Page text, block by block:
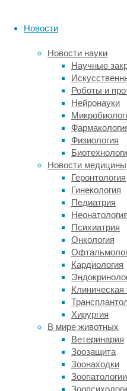
Новости
Новости науки
Научные
Роботы и
Нейронауки
Физиология
Новости медицины
Геронтология
Гинекология
Педиатрия
Неонатология
Психиатрия
Онкология
Кардиология
Клиническая
Хирургия
В мире животных
Ветеринария
Зоозащита
Зоонаходки
Зоопатологии
стиль,
лучше
всего
соответствуют
назначению.
Будь
то
современная
душевая
кабина,
декоративное
зеркало
или
защитная
стеклянная
столешница,
клиенты
могут
выбирать
из
множества
вариантов,
чтобы
воплотить
своё
видение.
Процесс
обычно